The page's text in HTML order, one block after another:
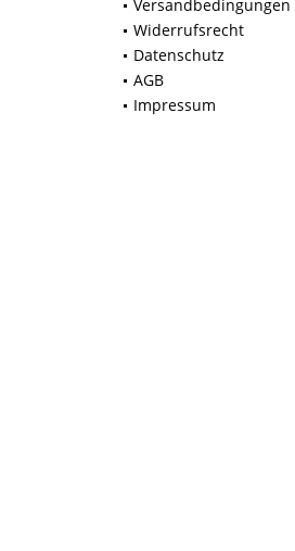
Versandbedingungen
Widerrufsrecht
Datenschutz
AGB
Impressum